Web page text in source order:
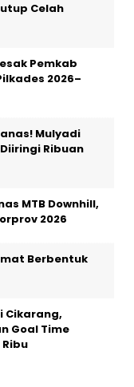
Celah
Pemkab
2026–
Mulyadi
Ribuan
MTB Downhill,
2026
Berbentuk
Cikarang,
Goal Time